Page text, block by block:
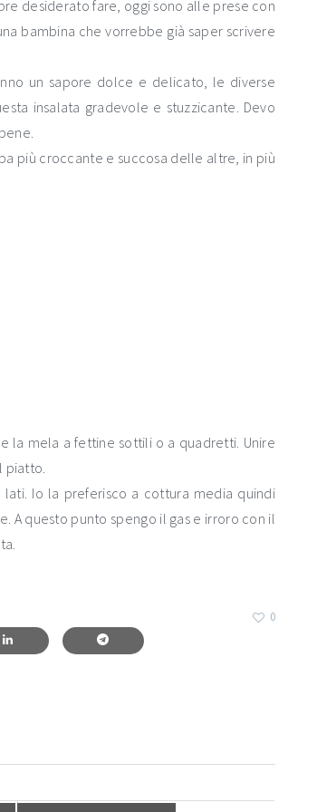
desiderato fare, oggi sono alle prese con
bambina che vorrebbe già saper scrivere
un sapore dolce e delicato, le diverse
insalata gradevole e stuzzicante. Devo
più croccante e succosa delle altre, in più
la mela a fettine sottili o a quadretti. Unire
piatto.
Io la preferisco a cottura media quindi
A questo punto spengo il gas e irroro con il
0